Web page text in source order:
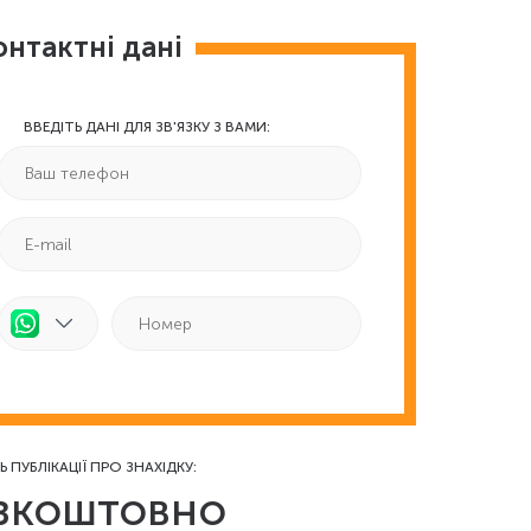
дані
ВВЕДІТЬ ДАНІ ДЛЯ ЗВ'ЯЗКУ З ВАМИ:
ПУБЛІКАЦІЇ ПРО ЗНАХІДКУ: